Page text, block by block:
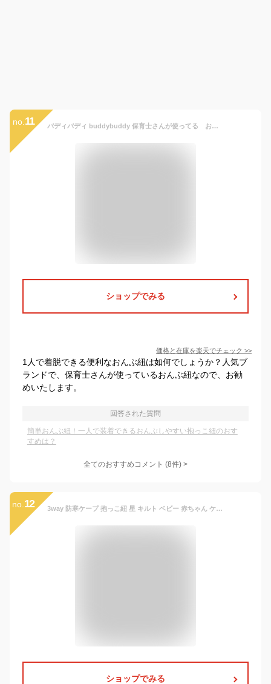
no. 11 バディバディ buddybuddy 保育士さんが使ってる おんぶひも セーフティサポートつき おんぶ紐 昔ながら 簡単 リュック 抱っこ紐 防災 首かっくん防止 メッシュ おんぶ紐 抱っこ紐 おんぶ簡単 A1160
ショップでみる
価格と在庫を楽天でチェック >>
1人で着脱できる便利なおんぶ紐は如何でしょうか？人気ブ
ランドで、保育士さんが使っているおんぶ紐なので、お勧
めいたします。
回答された質問
簡単おんぶ紐！一人で装着できるおんぶしやすい抱っこ紐のおす
すめは？
全てのおすすめコメント (8件) >
no. 12 3way 防寒ケープ 抱っこ紐 星 キルト ベビー 赤ちゃん ケープ フットマフ 冬 ベビーカー フットカバー ポケット付き 裏ボア 洗濯機OK
ショップでみる